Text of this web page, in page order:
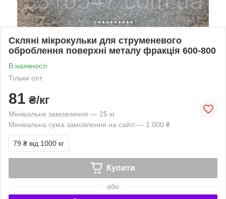
Скляні мікрокульки для струменевого
оброблення поверхні металу фракція 600-800
В наявності
Тільки опт
81 ₴/кг
Мінімальне замовлення — 25 кг
Мінімальна сума замовлення на сайті — 1 000 ₴
79 ₴ від 1000 кг
Купити
або